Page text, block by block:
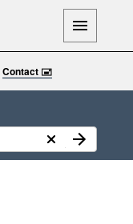
Contact 🖃